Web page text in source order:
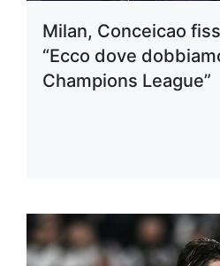
Milan, Conceicao
“Ecco dove
Champions League”